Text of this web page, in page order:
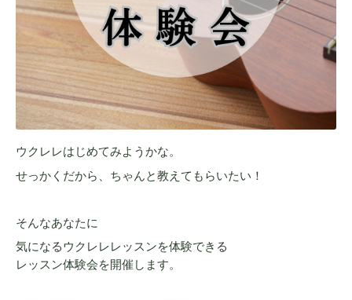
ウクレレはじめてみようかな。
せっかくだから、ちゃんと教えてもらいたい！
そんなあなたに
気になるウクレレレッスンを体験できる
レッスン体験会を開催します。